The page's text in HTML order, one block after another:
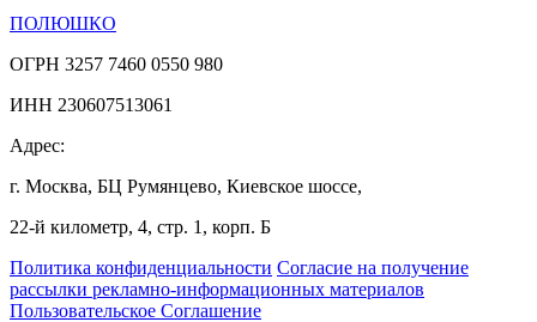
ПОЛЮШКО
ОГРН 3257 7460 0550 980
ИНН 230607513061
Адрес:
г. Москва, БЦ Румянцево, Киевское шоссе,
22-й километр, 4, стр. 1, корп. Б
Политика конфиденциальности Согласие на получение
рассылки рекламно-информационных материалов
Пользовательское Соглашение